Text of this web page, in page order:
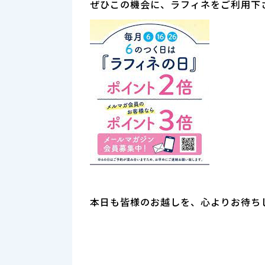
ぜひこの機会に、ラフィネをご利用下
本日も皆様のお越しを、心よりお待ち